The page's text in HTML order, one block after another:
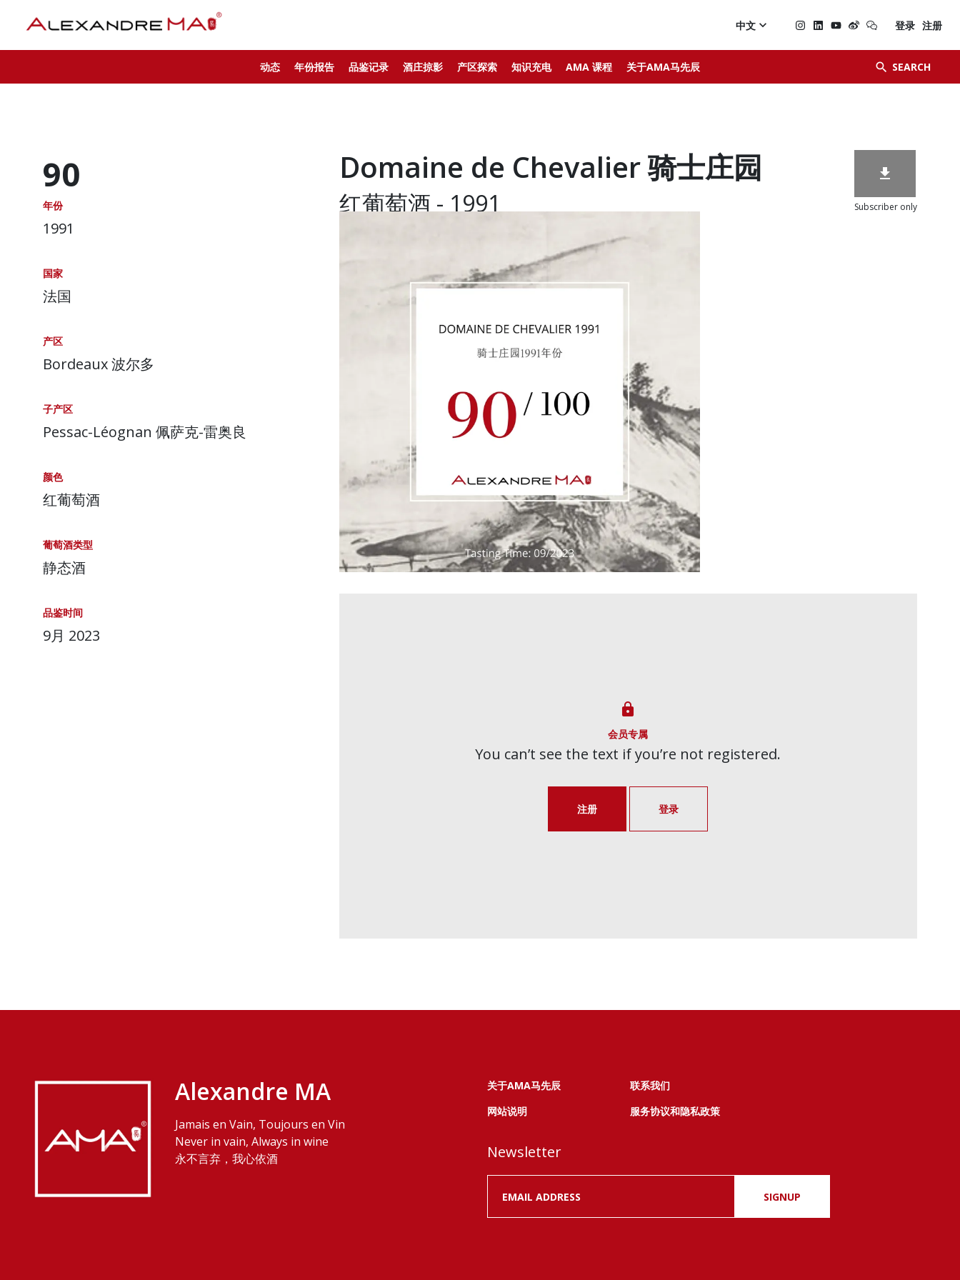
动态 年份报告 品鉴记录 酒庄掠影 产区探索 知识充电 AMA 课程 关于AMA马先辰  SEARCH

中文  登录 注册
90
年份
1991
国家
法国
产区
Bordeaux 波尔多
子产区
Pessac-Léognan 佩萨克-雷奥良
颜色
红葡萄酒
葡萄酒类型
静态酒
品鉴时间
9月 2023
Domaine de Chevalier 骑士庄园
红葡萄酒 - 1991

Subscriber only

会员专属
You can’t see the text if you’re not registered.
注册 登录
Alexandre MA
Jamais en Vain, Toujours en Vin
Never in vain, Always in wine
永不言弃，我心依酒
关于AMA马先辰
联系我们
网站说明
服务协议和隐私政策
Newsletter
SIGNUP